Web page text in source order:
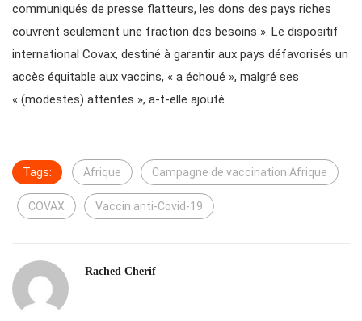
communiqués de presse flatteurs, les dons des pays riches
couvrent seulement une fraction des besoins ». Le dispositif
international Covax, destiné à garantir aux pays défavorisés un
accès équitable aux vaccins, « a échoué », malgré ses
« (modestes) attentes », a-t-elle ajouté.
Tags: Afrique Campagne de vaccination Afrique
COVAX Vaccin anti-Covid-19
Rached Cherif